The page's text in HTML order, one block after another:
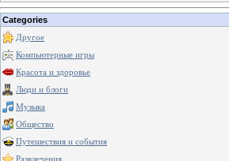
Categories
Другое
Компьютерные игры
Красота и здоровье
Люди и блоги
Музыка
Общество
Путешествия и события
Развлечения